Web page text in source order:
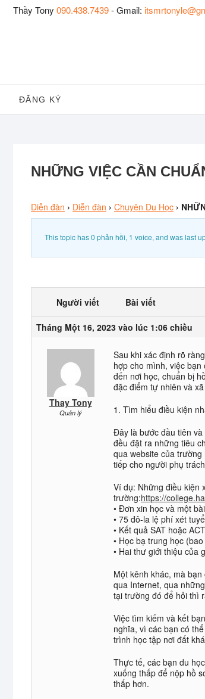
SkipThầy Tony 090.438.7439- Gmail:
ĐĂNG KÝ
NHỮNG VIỆC CẦN
Diễn đàn › Diễn đàn › Chuyện Du Học ›
This topic has 0 phản hồi, 1 voice, and was last
Người viết Bài viết
Tháng Một 16, 2023 vào lúc 1:06 chiều
Thay Tony
Quản lý
Sau khi xác định rõ
hợp cho mình, việc
đến nơi học, chuẩn bị
đặc điểm tự nhiên và
1. Tìm hiểu điều kiện
Đây là bước đầu tiên
đều đặt ra những tiêu
qua website của
tiếp cho người phụ
Ví dụ: Những điều kiện
trường:https://
• Đơn xin học và một
• 75 đô-la lệ phí xét
• Kết quả SAT hoặc
• Học bạ trung học
• Hai thư giới thiệu của
Một kênh khác, mà
qua Internet, qua
tại trường đó để hỏi thì
Việc tìm kiếm và kết
nghĩa, vì các bạn có
trình học tập nơi đất
Thực tế, các bạn du
xuống thấp để nộp hồ
thấp hơn.